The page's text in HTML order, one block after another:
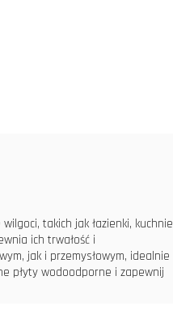
takich jak łazienki, kuchnie
ich trwałość i
jak i przemysłowym, idealnie
płyty wodoodporne i zapewnij